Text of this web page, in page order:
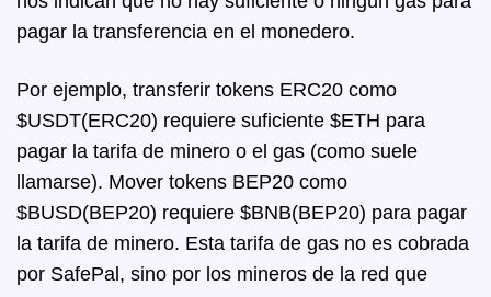
pagar la transferencia en el monedero.
Por ejemplo, transferir tokens ERC20 como
$USDT(ERC20) requiere suficiente $ETH para
pagar la tarifa de minero o el gas (como suele
llamarse). Mover tokens BEP20 como
$BUSD(BEP20) requiere $BNB(BEP20) para pagar
la tarifa de minero. Esta tarifa de gas no es cobrada
por SafePal, sino por los mineros de la red que